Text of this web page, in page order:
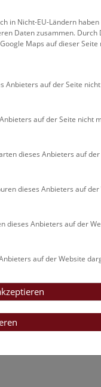
Führungen &
Kulinarik &
geschlossen.
in Nicht-EU-Ländern haben
Daten zusammen. Durch
Maps auf dieser
Anbieters auf der Seite
auf der Seite nicht
dieses Anbieters auf
dieses Anbieters auf
dieses Anbieters auf der
auf der Website